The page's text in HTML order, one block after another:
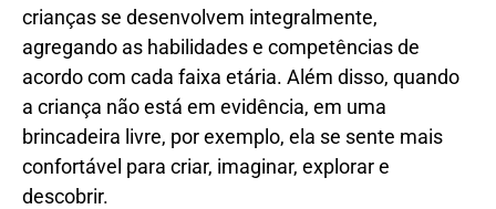
crianças se desenvolvem integralmente,
agregando as habilidades e competências de
acordo com cada faixa etária. Além disso, quando
a criança não está em evidência, em uma
brincadeira livre, por exemplo, ela se sente mais
confortável para criar, imaginar, explorar e
descobrir.